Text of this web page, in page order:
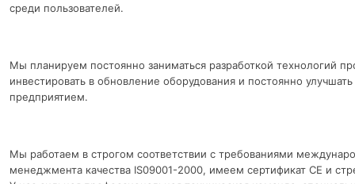
среди пользователей.
Мы планируем постоянно заниматься разработкой технологий
инвестировать в обновление оборудования и постоянно
предприятием.
Мы работаем в строгом соответствии с требованиями
менеджмента качества IS09001-2000, имеем сертификат CE и